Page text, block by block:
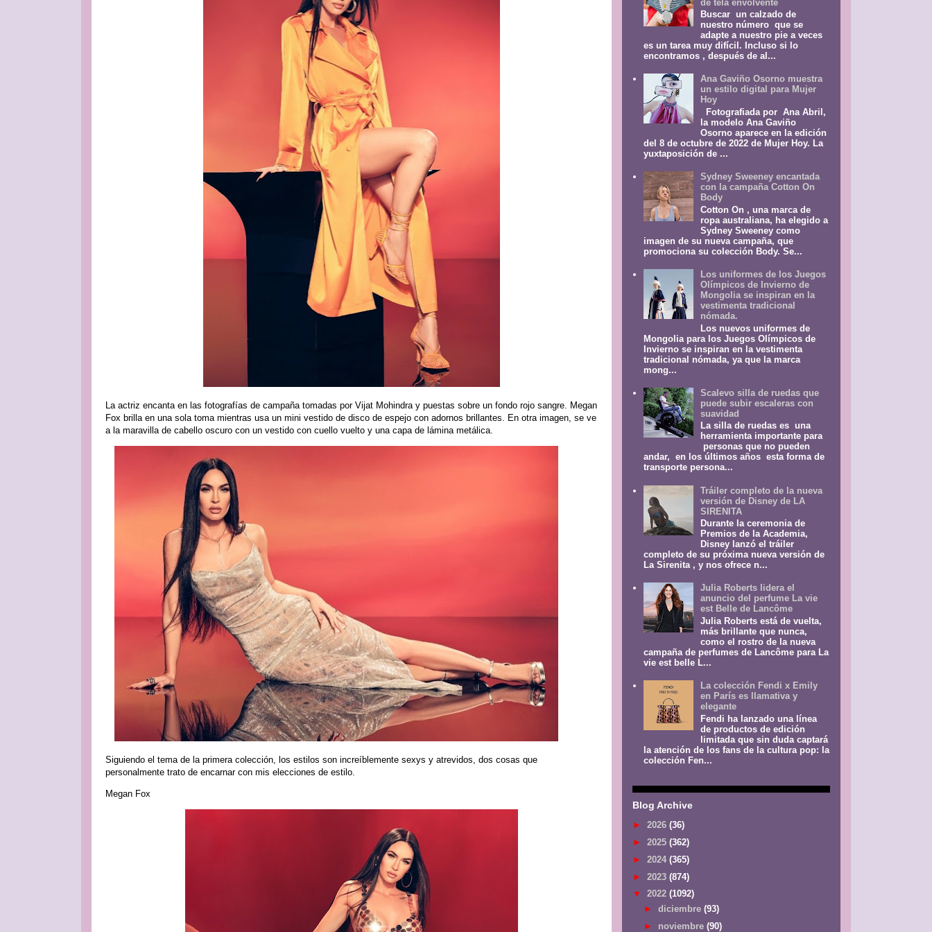
La actriz encanta en las fotografías de campaña tomadas por Vijat Mohindra y puestas sobre un fondo rojo sangre. Megan
Fox brilla en una sola toma mientras usa un mini vestido de disco de espejo con adornos brillantes. En otra imagen, se ve
a la maravilla de cabello oscuro con un vestido con cuello vuelto y una capa de lámina metálica.
Siguiendo el tema de la primera colección, los estilos son increíblemente sexys y atrevidos, dos cosas que
personalmente trato de encarnar con mis elecciones de estilo.
Megan Fox
de tela envolvente
Buscar un calzado de
nuestro número que se
adapte a nuestro pie a veces
es un tarea muy difícil. Incluso si lo
encontramos , después de al...
Ana Gaviño Osorno muestra
un estilo digital para Mujer
Hoy
Fotografiada por Ana Abril,
la modelo Ana Gaviño
Osorno aparece en la edición
del 8 de octubre de 2022 de Mujer Hoy. La
yuxtaposición de ...
Sydney Sweeney encantada
con la campaña Cotton On
Body
Cotton On , una marca de
ropa australiana, ha elegido a
Sydney Sweeney como
imagen de su nueva campaña, que
promociona su colección Body. Se...
Los uniformes de los Juegos
Olímpicos de Invierno de
Mongolia se inspiran en la
vestimenta tradicional
nómada.
Los nuevos uniformes de
Mongolia para los Juegos Olímpicos de
Invierno se inspiran en la vestimenta
tradicional nómada, ya que la marca
mong...
Scalevo silla de ruedas que
puede subir escaleras con
suavidad
La silla de ruedas es una
herramienta importante para
personas que no pueden
andar, en los últimos años esta forma de
transporte persona...
Tráiler completo de la nueva
versión de Disney de LA
SIRENITA
Durante la ceremonia de
Premios de la Academia,
Disney lanzó el tráiler
completo de su próxima nueva versión de
La Sirenita , y nos ofrece n...
Julia Roberts lidera el
anuncio del perfume La vie
est Belle de Lancôme
Julia Roberts está de vuelta,
más brillante que nunca,
como el rostro de la nueva
campaña de perfumes de Lancôme para La
vie est belle L...
La colección Fendi x Emily
en París es llamativa y
elegante
Fendi ha lanzado una línea
de productos de edición
limitada que sin duda captará
la atención de los fans de la cultura pop: la
colección Fen...
Blog Archive
► 2026 (36)
► 2025 (362)
► 2024 (365)
► 2023 (874)
▼ 2022 (1092)
► diciembre (93)
► noviembre (90)